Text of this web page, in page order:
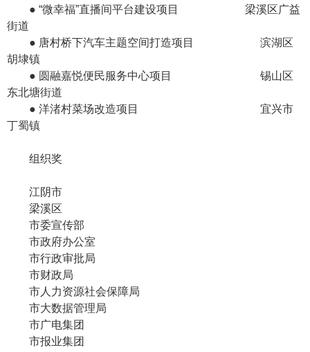
● “微幸福”直播间平台建设项目 梁溪区广益
街道
● 唐村桥下汽车主题空间打造项目 滨湖区
胡埭镇
● 圆融嘉悦便民服务中心项目 锡山区
东北塘街道
● 洋渚村菜场改造项目 宜兴市
丁蜀镇
组织奖
江阴市
梁溪区
市委宣传部
市政府办公室
市行政审批局
市财政局
市人力资源社会保障局
市大数据管理局
市广电集团
市报业集团